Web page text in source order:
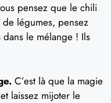
pensez que le chili
légumes, pensez
le mélange ! Ils
C’est là que la magie
laissez mijoter le